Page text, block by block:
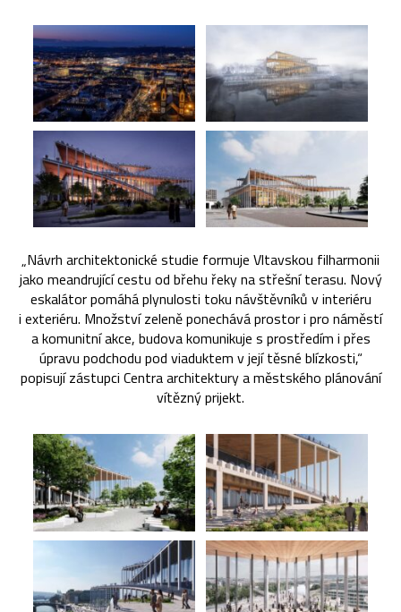
„Návrh architektonické studie formuje Vltavskou filharmonii
jako meandrující cestu od břehu řeky na střešní terasu. Nový
eskalátor pomáhá plynulosti toku návštěvníků v interiéru
i exteriéru. Množství zeleně ponechává prostor i pro náměstí
a komunitní akce, budova komunikuje s prostředím i přes
úpravu podchodu pod viaduktem v její těsné blízkosti,“
popisují zástupci Centra architektury a městského plánování
vítězný prijekt.